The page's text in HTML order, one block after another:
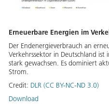
Erneuerbare Energien im
Der Endenergieverbrauch an
Verkehrssektor in Deutschland
stark gewachsen. Es dominiert
Strom.
Credit: DLR (CC BY-NC-ND 3.0)
Download